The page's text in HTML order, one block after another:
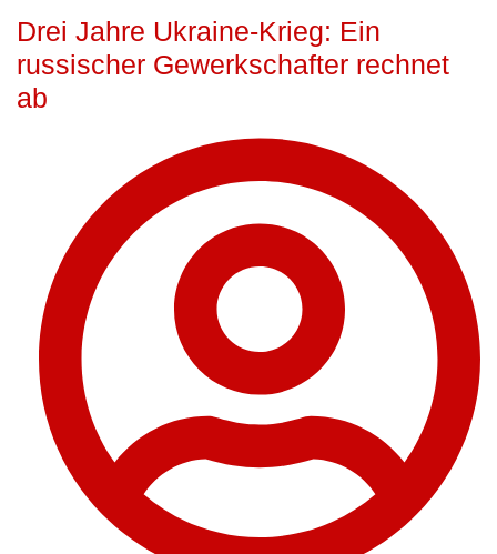
Drei Jahre Ukraine-Krieg: Ein
russischer Gewerkschafter rechnet
ab